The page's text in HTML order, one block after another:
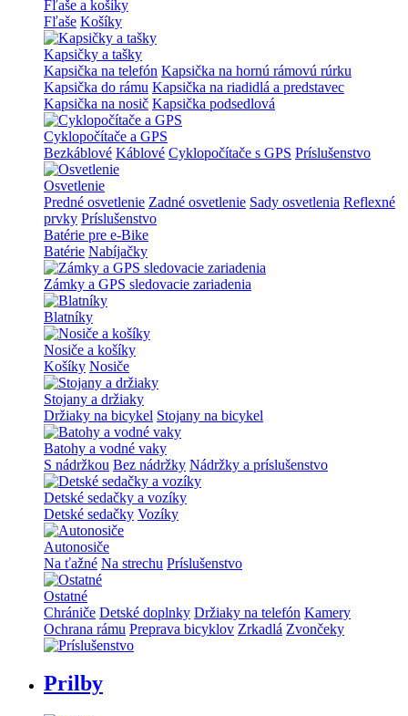
Fľaše a košíky
Fľaše Košíky
Kapsičky a tašky
Kapsička na telefón Kapsička na hornú rámovú rúrku
Kapsička do rámu Kapsička na riadidlá a predstavec
Kapsička na nosič Kapsička podsedlová
Cyklopočítače a GPS
Bezkáblové Káblové Cyklopočítače s GPS Príslušenstvo
Osvetlenie
Predné osvetlenie Zadné osvetlenie Sady osvetlenia Reflexné
prvky Príslušenstvo
Batérie pre e-Bike
Batérie Nabíjačky
Zámky a GPS sledovacie zariadenia
Blatníky
Nosiče a košíky
Košíky Nosiče
Stojany a držiaky
Držiaky na bicykel Stojany na bicykel
Batohy a vodné vaky
S nádržkou Bez nádržky Nádržky a príslušenstvo
Detské sedačky a vozíky
Detské sedačky Vozíky
Autonosiče
Na ťažné Na strechu Príslušenstvo
Ostatné
Chrániče Detské doplnky Držiaky na telefón Kamery
Ochrana rámu Preprava bicyklov Zrkadlá Zvončeky
Prilby